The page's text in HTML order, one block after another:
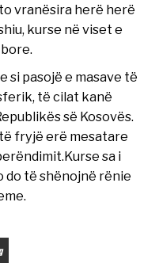
vranësira herë herë
kurse në viset e
si pasojë e masave të
të cilat kanë
së Kosovës.
fryjë erë mesatare
sa i
të shënojnë rënie